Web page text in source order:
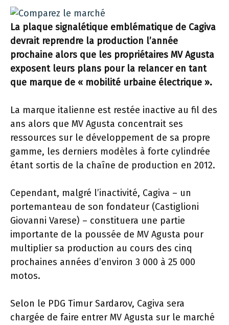
La plaque signalétique emblématique de Cagiva
devrait reprendre la production l’année
prochaine alors que les propriétaires MV Agusta
exposent leurs plans pour la relancer en tant
que marque de « mobilité urbaine électrique ».
La marque italienne est restée inactive au fil des
ans alors que MV Agusta concentrait ses
ressources sur le développement de sa propre
gamme, les derniers modèles à forte cylindrée
étant sortis de la chaîne de production en 2012.
Cependant, malgré l’inactivité, Cagiva – un
portemanteau de son fondateur (Castiglioni
Giovanni Varese) – constituera une partie
importante de la poussée de MV Agusta pour
multiplier sa production au cours des cinq
prochaines années d’environ 3 000 à 25 000
motos.
Selon le PDG Timur Sardarov, Cagiva sera
chargée de faire entrer MV Agusta sur le marché